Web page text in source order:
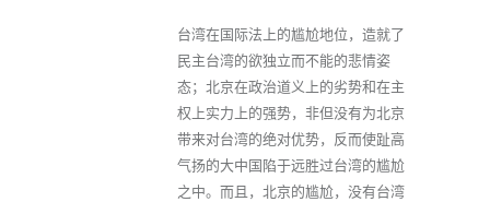
台湾在国际法上的尴尬地位，造就了
民主台湾的欲独立而不能的悲情姿
态；北京在政治道义上的劣势和在主
权上实力上的强势，非但没有为北京
带来对台湾的绝对优势，反而使趾高
气扬的大中国陷于远胜过台湾的尴尬
之中。而且，北京的尴尬，没有台湾